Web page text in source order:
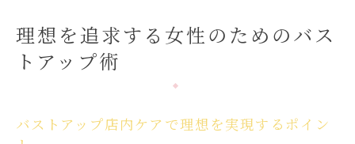
理想を追求する女性のためのバス
トアップ術
バストアップ店内ケアで理想を実現するポイン